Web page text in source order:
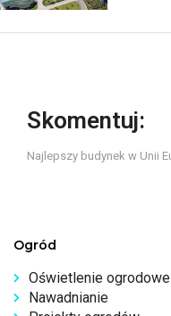
Skomentuj:
Najlepszy budynek w Unii
Ogród
Oświetlenie ogrodowe
Nawadnianie